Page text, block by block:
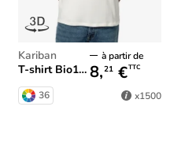
Kariban
T-shirt Bio150 IC homme
à partir de
8,21 €TTC
36 x1500